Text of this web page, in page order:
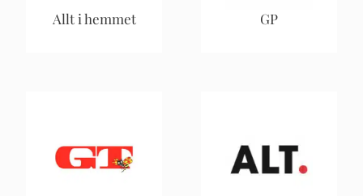
Allt i hemmet GP